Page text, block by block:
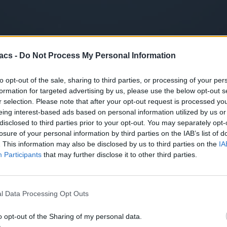
- Do Not Process My Personal Information
opt-out of the sale, sharing to third parties, or processing of your
for targeted advertising by us, please use the below opt-out
selection. Please note that after your opt-out request is processed
interest-based ads based on personal information utilized by us
to third parties prior to your opt-out. You may separately
of your personal information by third parties on the IAB’s list of
This information may also be disclosed by us to third parties on the
Participants that may further disclose it to other third parties.
Data Processing Opt Outs
opt-out of the Sharing of my personal data.
της Cosmote, προχωράει ο όμιλος ΟΤΕ, καθώς
η Cosmote, Telekom βασικά, από δω και στο εξής.
ταυτότητας της Cosmote σε Telecom, υιοθετώντας όλο και
αυτό έρχεται και στη συνδρομητική τηλεόραση,
ΔΕΔΔΗΕ: Αλλάζει ο μετρητής σου και γίνεται έξυπνος
χθεσινό μας άρθρο, υπάρχει προσφορά για νέα συμβόλαια
για 14,90 το μήνα μόνο.